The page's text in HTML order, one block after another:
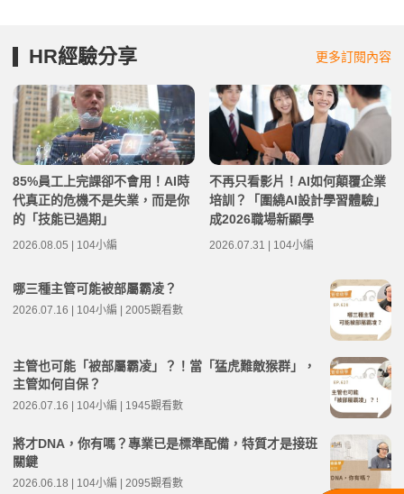
HR經驗分享 更多訂閱內容
85%員工上完課卻不會用！AI時
代真正的危機不是失業，而是你
的「技能已過期」
2026.08.05 | 104小編
不再只看影片！AI如何顛覆企業
培訓？「圍繞AI設計學習體驗」
成2026職場新顯學
2026.07.31 | 104小編
哪三種主管可能被部屬霸凌？
2026.07.16 | 104小編 | 2005觀看數
主管也可能「被部屬霸凌」？！當「猛虎難敵猴群」，
主管如何自保？
2026.07.16 | 104小編 | 1945觀看數
將才DNA，你有嗎？專業已是標準配備，特質才是接班
關鍵
2026.06.18 | 104小編 | 2095觀看數